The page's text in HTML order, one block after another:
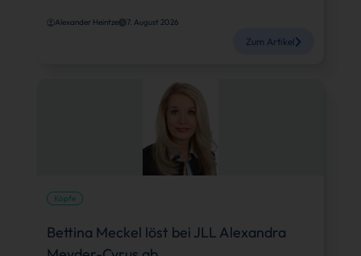
Alexander Heintze 7. August 2026
Zum Artikel
Köpfe
Bettina Meckel löst bei JLL Alexandra